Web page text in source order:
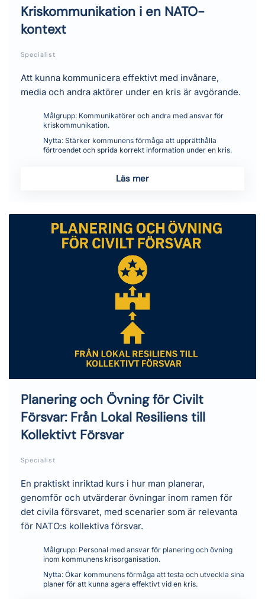
Kriskommunikation i en NATO-
kontext
Specialist
Att kunna kommunicera effektivt med invånare,
media och andra aktörer under en kris är avgörande.
Målgrupp:Kommunikatörer och andra med ansvar för
kriskommunikation.
Nytta:Stärker kommunens förmåga att upprätthålla
förtroendet och sprida korrekt information under en kris.
Läs mer
Planering och Övning för Civilt
Försvar: Från Lokal Resiliens till
Kollektivt Försvar
Specialist
En praktiskt inriktad kurs i hur man planerar,
genomför och utvärderar övningar inom ramen för
det civila försvaret, med scenarier som är relevanta
för NATO:s kollektiva försvar.
Målgrupp:Personal med ansvar för planering och övning
inom kommunens krisorganisation.
Nytta:Ökar kommunens förmåga att testa och utveckla sina
planer för att kunna agera effektivt vid en kris.